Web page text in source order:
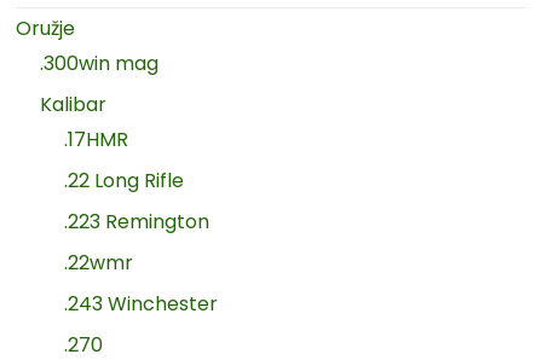
Oružje
.300win mag
Kalibar
.17HMR
.22 Long Rifle
.223 Remington
.22wmr
.243 Winchester
.270